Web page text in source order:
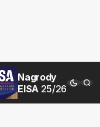
Nagrody
EISA 25/26